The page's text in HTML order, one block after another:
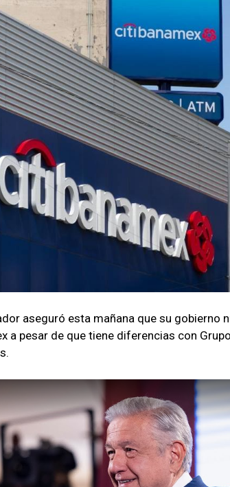
aseguró esta mañana que su gobierno
a pesar de que tiene diferencias con